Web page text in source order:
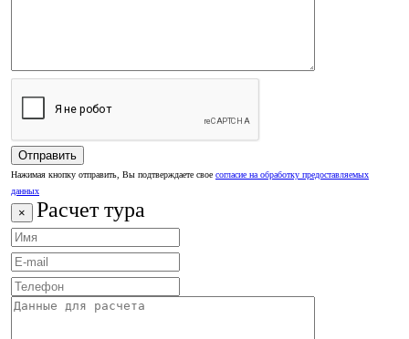
Нажимая кнопку отправить, Вы подтверждаете свое согласие на обработку предоставляемых
данных
× Расчет тура